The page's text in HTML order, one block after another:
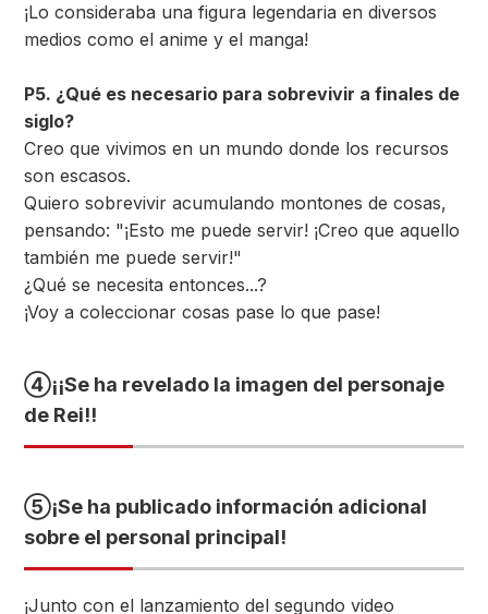
¡Lo consideraba una figura legendaria en diversos
medios como el anime y el manga!
P5. ¿Qué es necesario para sobrevivir a finales de
siglo?
Creo que vivimos en un mundo donde los recursos
son escasos.
Quiero sobrevivir acumulando montones de cosas,
pensando: "¡Esto me puede servir! ¡Creo que aquello
también me puede servir!"
¿Qué se necesita entonces...?
¡Voy a coleccionar cosas pase lo que pase!
④¡¡Se ha revelado la imagen del personaje
de Rei!!
⑤¡Se ha publicado información adicional
sobre el personal principal!
¡Junto con el lanzamiento del segundo video